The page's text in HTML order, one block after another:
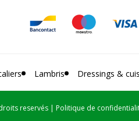
Lambris Dressings &
reservés | Politique de